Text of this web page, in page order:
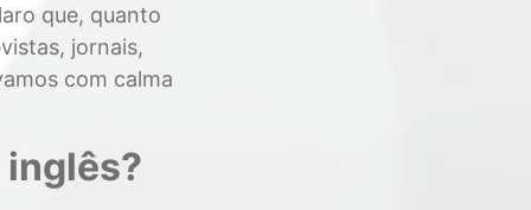
que, quanto
jornais,
com calma
inglês?